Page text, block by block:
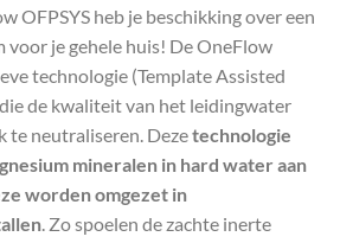
OFPSYS heb je beschikking over een
voor je gehele huis! De OneFlow
technologie (Template Assisted
de kwaliteit van het leidingwater
te neutraliseren. Dezetechnologie
mineralen in hard water aan
worden omgezet in
. Zo spoelen de zachte inerte